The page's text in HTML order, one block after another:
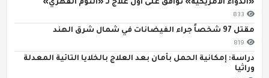
«الدواء الأمريكية» توافق على أول علاج لـ «النوم القهري»
833
مقتل 97 شخصاً جراء الفيضانات في شمال شرق الهند
819
دراسة: إمكانية الحمل بأمان بعد العلاج بالخلايا التائية المعدلة
وراثيا